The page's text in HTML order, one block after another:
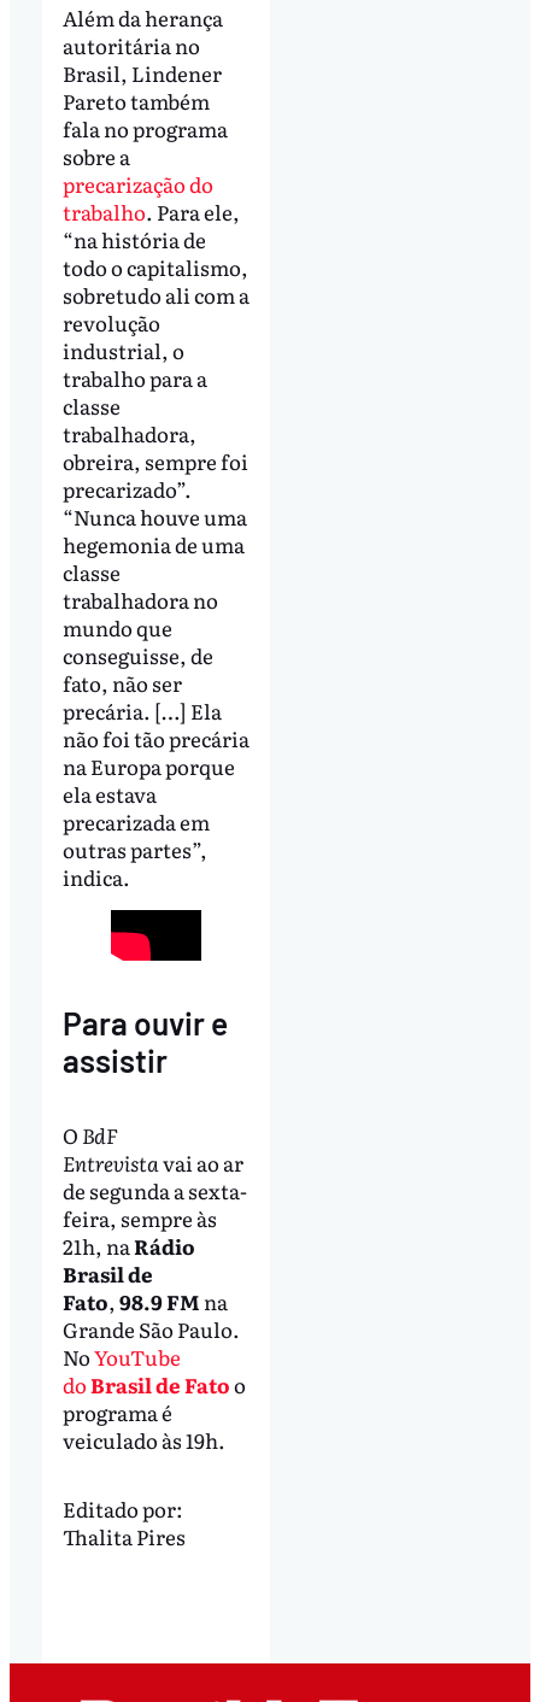
Além da herança
autoritária no
Brasil, Lindener
Pareto também
fala no programa
sobre a
precarização do
trabalho. Para ele,
“na história de
todo o capitalismo,
sobretudo ali com a
revolução
industrial, o
trabalho para a
classe
trabalhadora,
obreira, sempre foi
precarizado”.
“Nunca houve uma
hegemonia de uma
classe
trabalhadora no
mundo que
conseguisse, de
fato, não ser
precária. […] Ela
não foi tão precária
na Europa porque
ela estava
precarizada em
outras partes”,
indica.
Para ouvir e
assistir
O BdF
Entrevista vai ao ar
de segunda a sexta-
feira, sempre às
21h, naRádio
Brasil de
Fato, 98.9 FM na
Grande São Paulo.
NoYouTube
doBrasil de Fatoo
programa é
veiculado às 19h.
Editado por:
Thalita Pires